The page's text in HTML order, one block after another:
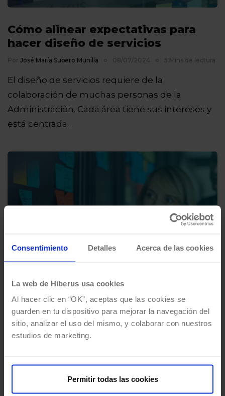
Consentimiento Detalles Acerca de las cookies
La web de Hiberus usa cookies
Al hacer clic en “OK”, aceptas que las cookies se
guarden en tu dispositivo para mejorar la navegación del
sitio, analizar el uso del mismo, y colaborar con nuestros
estudios de marketing.
Permitir todas las cookies
Cómo alinear expectativas para
hacer diseño de servicios
Por José María Subero Munilla 08/07/2024 5 Mins de lectura
El diseño de servicios requiere de la
colaboración de muchas personas de la
Administración. Cada área tiene sus intereses y
está centrada…
Diseño estratégico: Por qué el
diseño se enseña mal
Por Gorka Aguirre Presencio
Diamante, del arroz de Bruno Munari y ven a